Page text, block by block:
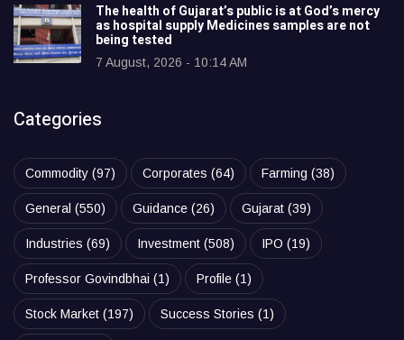
The health of Gujarat’s public is at God’s mercy
as hospital supply Medicines samples are not
being tested
7 August, 2026 - 10:14 AM
Categories
Commodity (97) Corporates (64) Farming (38)
General (550) Guidance (26) Gujarat (39)
Industries (69) Investment (508) IPO (19)
Professor Govindbhai (1) Profile (1)
Stock Market (197) Success Stories (1)